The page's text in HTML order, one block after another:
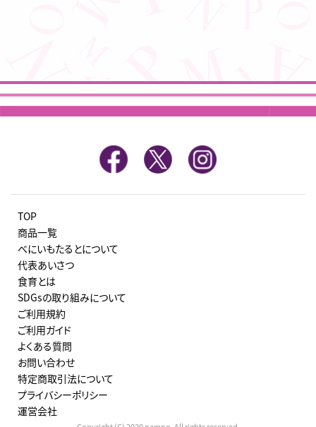
TOP
商品一覧
べにいもたるとについて
代表あいさつ
食育とは
SDGsの取り組みについて
ご利用規約
ご利用ガイド
よくある質問
お問い合わせ
特定商取引法について
プライバシーポリシー
運営会社